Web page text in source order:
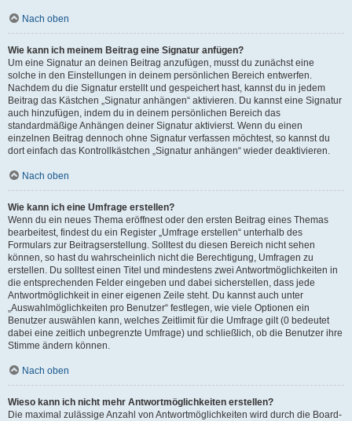
Nach oben
Wie kann ich meinem Beitrag eine Signatur anfügen?
Um eine Signatur an deinen Beitrag anzufügen, musst du zunächst eine
solche in den Einstellungen in deinem persönlichen Bereich entwerfen.
Nachdem du die Signatur erstellt und gespeichert hast, kannst du in jedem
Beitrag das Kästchen „Signatur anhängen“ aktivieren. Du kannst eine Signatur
auch hinzufügen, indem du in deinem persönlichen Bereich das
standardmäßige Anhängen deiner Signatur aktivierst. Wenn du einen
einzelnen Beitrag dennoch ohne Signatur verfassen möchtest, so kannst du
dort einfach das Kontrollkästchen „Signatur anhängen“ wieder deaktivieren.
Nach oben
Wie kann ich eine Umfrage erstellen?
Wenn du ein neues Thema eröffnest oder den ersten Beitrag eines Themas
bearbeitest, findest du ein Register „Umfrage erstellen“ unterhalb des
Formulars zur Beitragserstellung. Solltest du diesen Bereich nicht sehen
können, so hast du wahrscheinlich nicht die Berechtigung, Umfragen zu
erstellen. Du solltest einen Titel und mindestens zwei Antwortmöglichkeiten in
die entsprechenden Felder eingeben und dabei sicherstellen, dass jede
Antwortmöglichkeit in einer eigenen Zeile steht. Du kannst auch unter
„Auswahlmöglichkeiten pro Benutzer“ festlegen, wie viele Optionen ein
Benutzer auswählen kann, welches Zeitlimit für die Umfrage gilt (0 bedeutet
dabei eine zeitlich unbegrenzte Umfrage) und schließlich, ob die Benutzer ihre
Stimme ändern können.
Nach oben
Wieso kann ich nicht mehr Antwortmöglichkeiten erstellen?
Die maximal zulässige Anzahl von Antwortmöglichkeiten wird durch die Board-